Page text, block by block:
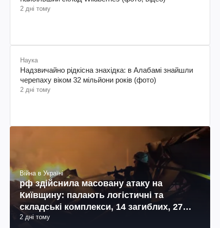
2 дні тому
Наука
Надзвичайно рідкісна знахідка: в Алабамі знайшли
черепаху віком 32 мільйони років (фото)
2 дні тому
Війна в Україні
рф здійснила масовану атаку на
Київщину: палають логістичні та
складські комплекси, 14 загиблих, 27
поранених (фото, відео)
2 дні тому